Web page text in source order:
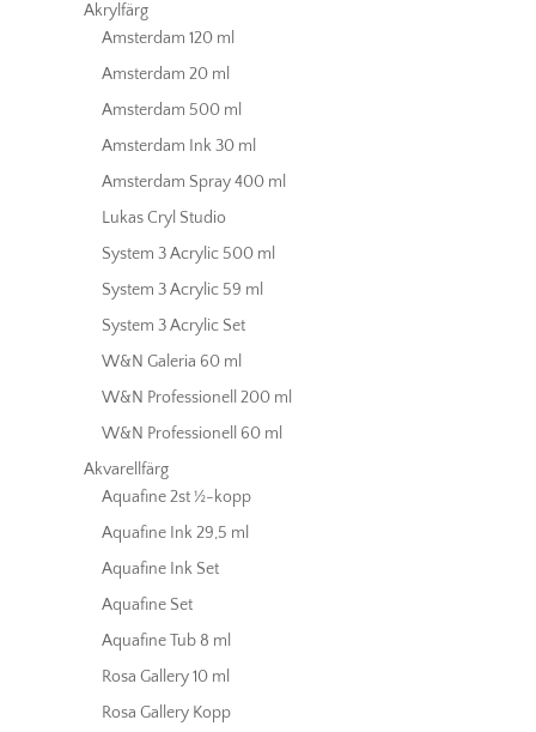
Akrylfärg
Amsterdam 120 ml
Amsterdam 20 ml
Amsterdam 500 ml
Amsterdam Ink 30 ml
Amsterdam Spray 400 ml
Lukas Cryl Studio
System 3 Acrylic 500 ml
System 3 Acrylic 59 ml
System 3 Acrylic Set
W&N Galeria 60 ml
W&N Professionell 200 ml
W&N Professionell 60 ml
Akvarellfärg
Aquafine 2st ½-kopp
Aquafine Ink 29,5 ml
Aquafine Ink Set
Aquafine Set
Aquafine Tub 8 ml
Rosa Gallery 10 ml
Rosa Gallery Kopp